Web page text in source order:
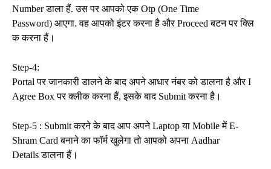
Number डाला हैं. उस पर आपको एक Otp (One Time
Password) आएगा. वह आपको इंटर करना है और Proceed बटन पर क्लि
क करना हैं।
Step-4:
Portal पर जानकारी डालने के बाद अपने आधार नंबर को डालना है और I
Agree Box पर क्लीक करना हैं, इसके बाद Submit करना है।
Step-5 : Submit करने के बाद आप अपने Laptop या Mobile में E-
Shram Card बनाने का फॉर्म खुलेगा तो आपको अपना Aadhar
Details डालना हैं।